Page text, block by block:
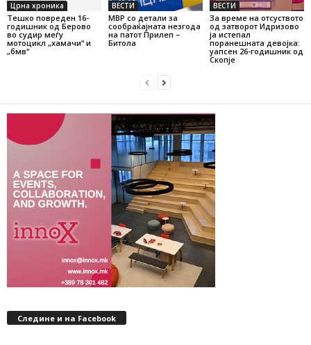
Црна хроника
Тешко повреден 16-
годишник од Берово
во судир меѓу
мотоцикл „хамачи“ и
„бмв“
ВЕСТИ
МВР со детали за
сообраќајната незгода
на патот Прилеп –
Битола
ВЕСТИ
За време на отсуството
од затворот Идризово
ја истепал
поранешната девојка:
уапсен 26-годишник од
Скопје
Следине и на Facebook